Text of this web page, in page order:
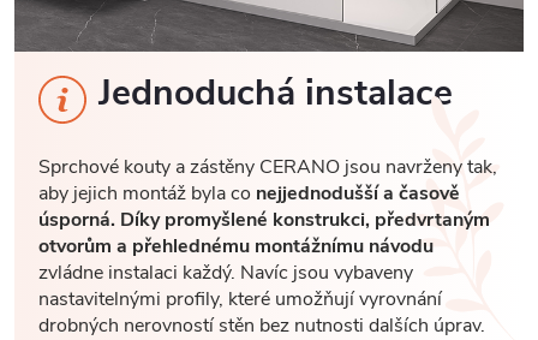
Jednoduchá instalace
Sprchové kouty a zástěny CERANO jsou navrženy tak,
aby jejich montáž byla co nejjednodušší a časově
úsporná. Díky promyšlené konstrukci, předvrtaným
otvorům a přehlednému montážnímu návodu
zvládne instalaci každý. Navíc jsou vybaveny
nastavitelnými profily, které umožňují vyrovnání
drobných nerovností stěn bez nutnosti dalších úprav.